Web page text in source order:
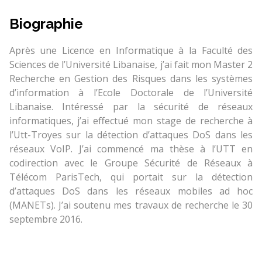
Biographie
Après une Licence en Informatique à la Faculté des
Sciences de l’Université Libanaise, j’ai fait mon Master 2
Recherche en Gestion des Risques dans les systèmes
d’information à l’Ecole Doctorale de l’Université
Libanaise. Intéressé par la sécurité de réseaux
informatiques, j’ai effectué mon stage de recherche à
l’Utt-Troyes sur la détection d’attaques DoS dans les
réseaux VoIP. J’ai commencé ma thèse à l’UTT en
codirection avec le Groupe Sécurité de Réseaux à
Télécom ParisTech, qui portait sur la détection
d’attaques DoS dans les réseaux mobiles ad hoc
(MANETs). J’ai soutenu mes travaux de recherche le 30
septembre 2016.